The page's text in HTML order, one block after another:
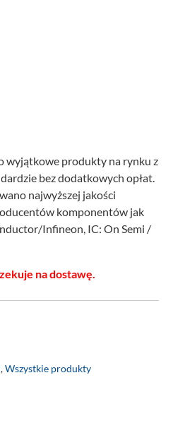
wyjątkowe produkty na rynku z
bez dodatkowych opłat.
najwyższej jakości
komponentów jak
Infineon, IC: On Semi /
na dostawę.
,Wszystkie produkty